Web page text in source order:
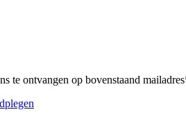
te ontvangen op bovenstaand